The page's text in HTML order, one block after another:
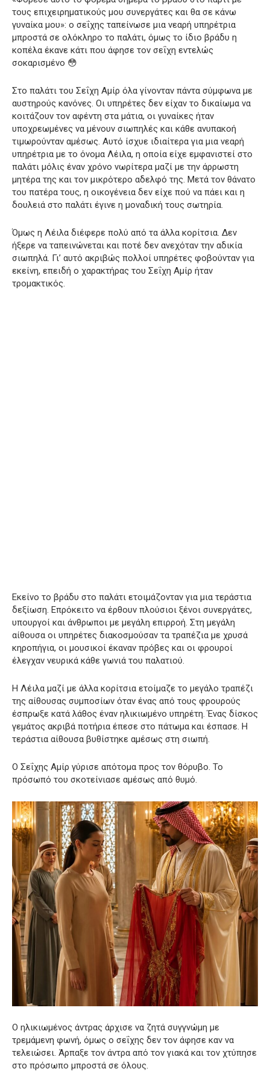
τους επιχειρηματικούς μου συνεργάτες και θα σε κάνω
γυναίκα μου»: ο σεΐχης ταπείνωσε μια νεαρή υπηρέτρια
μπροστά σε ολόκληρο το παλάτι, όμως το ίδιο βράδυ η
κοπέλα έκανε κάτι που άφησε τον σεΐχη εντελώς
σοκαρισμένο 😳
Στο παλάτι του Σεΐχη Αμίρ όλα γίνονταν πάντα σύμφωνα με
αυστηρούς κανόνες. Οι υπηρέτες δεν είχαν το δικαίωμα να
κοιτάζουν τον αφέντη στα μάτια, οι γυναίκες ήταν
υποχρεωμένες να μένουν σιωπηλές και κάθε ανυπακοή
τιμωρούνταν αμέσως. Αυτό ίσχυε ιδιαίτερα για μια νεαρή
υπηρέτρια με το όνομα Λέιλα, η οποία είχε εμφανιστεί στο
παλάτι μόλις έναν χρόνο νωρίτερα μαζί με την άρρωστη
μητέρα της και τον μικρότερο αδελφό της. Μετά τον θάνατο
του πατέρα τους, η οικογένεια δεν είχε πού να πάει και η
δουλειά στο παλάτι έγινε η μοναδική τους σωτηρία.
Όμως η Λέιλα διέφερε πολύ από τα άλλα κορίτσια. Δεν
ήξερε να ταπεινώνεται και ποτέ δεν ανεχόταν την αδικία
σιωπηλά. Γι’ αυτό ακριβώς πολλοί υπηρέτες φοβούνταν για
εκείνη, επειδή ο χαρακτήρας του Σεΐχη Αμίρ ήταν
τρομακτικός.
Εκείνο το βράδυ στο παλάτι ετοιμάζονταν για μια τεράστια
δεξίωση. Επρόκειτο να έρθουν πλούσιοι ξένοι συνεργάτες,
υπουργοί και άνθρωποι με μεγάλη επιρροή. Στη μεγάλη
αίθουσα οι υπηρέτες διακοσμούσαν τα τραπέζια με χρυσά
κηροπήγια, οι μουσικοί έκαναν πρόβες και οι φρουροί
έλεγχαν νευρικά κάθε γωνιά του παλατιού.
Η Λέιλα μαζί με άλλα κορίτσια ετοίμαζε το μεγάλο τραπέζι
της αίθουσας συμποσίων όταν ένας από τους φρουρούς
έσπρωξε κατά λάθος έναν ηλικιωμένο υπηρέτη. Ένας δίσκος
γεμάτος ακριβά ποτήρια έπεσε στο πάτωμα και έσπασε. Η
τεράστια αίθουσα βυθίστηκε αμέσως στη σιωπή.
Ο Σεΐχης Αμίρ γύρισε απότομα προς τον θόρυβο. Το
πρόσωπό του σκοτείνιασε αμέσως από θυμό.
Ο ηλικιωμένος άντρας άρχισε να ζητά συγγνώμη με
τρεμάμενη φωνή, όμως ο σεΐχης δεν τον άφησε καν να
τελειώσει. Άρπαξε τον άντρα από τον γιακά και τον χτύπησε
στο πρόσωπο μπροστά σε όλους.